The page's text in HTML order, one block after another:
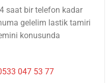
saat bir telefon kadar
gelelim lastik tamiri
konusunda
047 53 77